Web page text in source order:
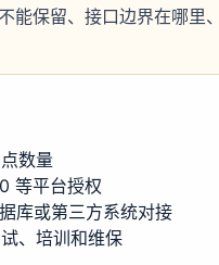
能保留、接口边界在哪里
数量
等平台授权
库或第三方系统对接
、培训和维保